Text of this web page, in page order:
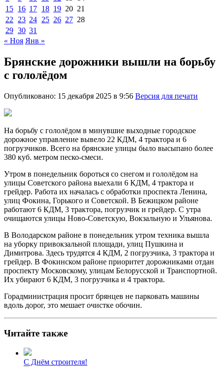
15 16 17 18 19 20 21
22
23 24 25 26 27 28
29 30 31
« Ноя Янв »
Брянские дорожники вышли на борьбу
с гололёдом
Опубликовано: 15 декабря 2025 в 9:56 Версия для печати
На борьбу с гололёдом в минувшие выходные городское
дорожное управление вывело 22 КДМ, 4 трактора и 6
погрузчиков. Всего на брянские улицы было высыпано более
380 куб. метром песко-смеси.
Утром в понедельник бороться со снегом и гололёдом на
улицы Советского района выехали 6 КДМ, 4 трактора и
грейдер. Работа их началась с обработки проспекта Ленина,
улиц Фокина, Горького и Советской. В Бежицком районе
работают 6 КДМ, 3 трактора, погрузчик и грейдер. С утра
очищаются улицы Ново-Советскую, Вокзальную и Ульянова.
В Володарском районе в понедельник утром техника вышла
на уборку привокзальной площади, улиц Пушкина и
Димитрова. Здесь трудятся 4 КДМ, 2 погрузчика, 3 трактора и
грейдер. В Фокинском районе приоритет дорожниками отдан
проспекту Московскому, улицам Белорусской и Транспортной.
Их убирают 6 КДМ, 3 погрузчика и 4 трактора.
Горадминистрация просит брянцев не парковать машины
вдоль дорог, это мешает очистке обочин.
Читайте также
С Днём строителя!